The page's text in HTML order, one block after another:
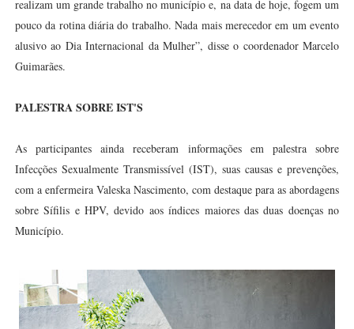
realizam um grande trabalho no município e, na data de hoje, fogem um
pouco da rotina diária do trabalho. Nada mais merecedor em um evento
alusivo ao Dia Internacional da Mulher”, disse o coordenador Marcelo
Guimarães.
PALESTRA SOBRE IST'S
As participantes ainda receberam informações em palestra sobre
Infecções Sexualmente Transmissível (IST), suas causas e prevenções,
com a enfermeira Valeska Nascimento, com destaque para as abordagens
sobre Sífilis e HPV, devido aos índices maiores das duas doenças no
Município.